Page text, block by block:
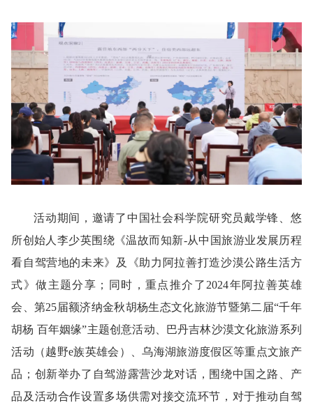
活动期间，邀请了中国社会科学院研究员戴学锋、悠
所创始人李少英围绕《温故而知新-从中国旅游业发展历程
看自驾营地的未来》及《助力阿拉善打造沙漠公路生活方
式》做主题分享；同时，重点推介了2024年阿拉善英雄
会、第25届额济纳金秋胡杨生态文化旅游节暨第二届“千年
胡杨 百年姻缘”主题创意活动、巴丹吉林沙漠文化旅游系列
活动（越野e族英雄会）、乌海湖旅游度假区等重点文旅产
品；创新举办了自驾游露营沙龙对话，围绕中国之路、产
品及活动合作设置多场供需对接交流环节，对于推动自驾